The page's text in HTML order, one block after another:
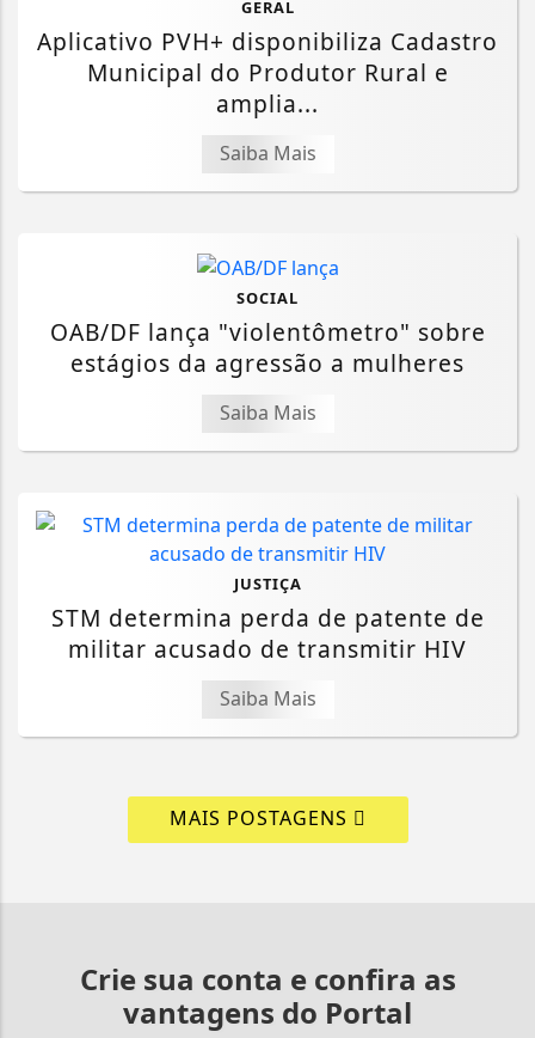
GERAL
Aplicativo PVH+ disponibiliza Cadastro
Municipal do Produtor Rural e
amplia...
Saiba Mais
SOCIAL
OAB/DF lança "violentômetro" sobre
estágios da agressão a mulheres
Saiba Mais
JUSTIÇA
STM determina perda de patente de
militar acusado de transmitir HIV
Saiba Mais
MAIS POSTAGENS
Crie sua conta e confira as
vantagens do Portal